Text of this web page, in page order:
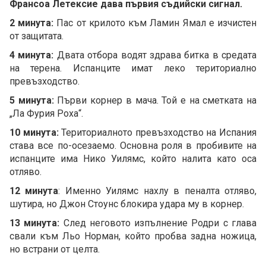
Франсоа Летексие дава първия съдийски сигнал.
2 минута: Пас от крилото към Ламин Ямал е изчистен
от защитата.
4 минута: Двата отбора водят здрава битка в средата
на терена. Испанците имат леко териториално
превъзходство.
5 минута:Първи корнер в мача. Той е на сметката на
„Ла Фурия Роха“.
10 минута:Териториалното превъзходство на Испания
става все по-осезаемо. Основна роля в пробивите на
испанците има Нико Уилямс, който налита като оса
отляво.
12 минута: Именно Уилямс нахлу в пеналта отляво,
шутира, но Джон Стоунс блокира удара му в корнер.
13 минута: След неговото изпълнение Родри с глава
свали към Льо Норман, който пробва задна ножица,
но встрани от целта.